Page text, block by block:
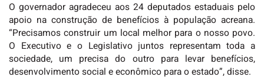
O governador agradeceu aos 24 deputados estaduais pelo
apoio na construção de benefícios à população acreana.
“Precisamos construir um local melhor para o nosso povo.
O Executivo e o Legislativo juntos representam toda a
sociedade, um precisa do outro para levar benefícios,
desenvolvimento social e econômico para o estado”, disse.